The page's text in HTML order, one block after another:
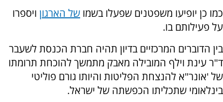
כמו כן יופיעו משפטנים שפעלו בשמו של הארגון ויספרו
על פעילותם בו.
בין הדוברים המרכזיים בדיון תהיה חברת הכנסת לשעבר
ד"ר עינת וילף המובילה מאבק מתמשך להוכחת תרומתו
של 'אונר"א להנצחת הפליטות והיותו גורם פוליטי
בינלאומי שתכליתו הכפשתה של ישראל.